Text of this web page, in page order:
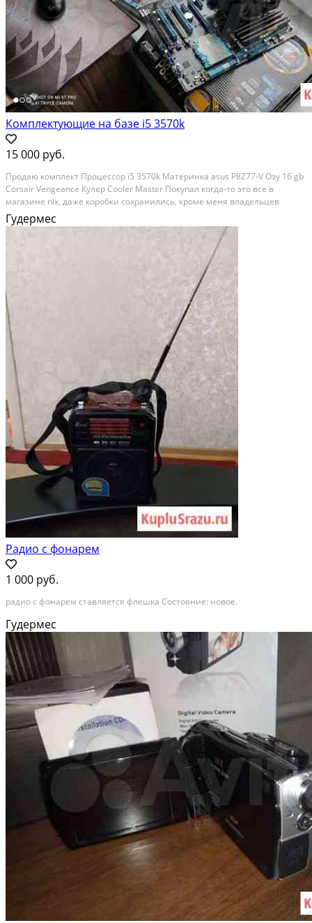
Комплектующие на базе i5 3570k
15 000 руб.
Продаю комплект Процессор i5 3570k Материнка asus P8Z77-V Озу 16 gb
Corsair Vengeance Кулер Cooler Master Покупал когда-то это все в
магазине nix, даже коробки сохранились, кроме меня владельцев
небыло. Причина продажи перешол на i7 10700k Состояние: б/у.
Гудермес
Радио с фонарем
1 000 руб.
радио с фонарем ставляется флешка Состояние: новое.
Гудермес